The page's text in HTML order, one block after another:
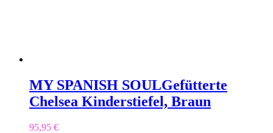
MY SPANISH SOULGefütterte
Chelsea Kinderstiefel, Braun
95,95 €